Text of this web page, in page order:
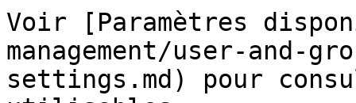
Voir [Paramètres
management/user-and-
settings.md) pour